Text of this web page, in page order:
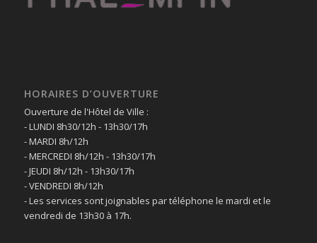
HORAIRES D’OUVERTURE
Ouverture de l'Hôtel de Ville :
- LUNDI 8h30/12h - 13h30/17h
- MARDI 8h/12h
- MERCREDI 8h/12h - 13h30/17h
- JEUDI 8h/12h - 13h30/17h
- VENDREDI 8h/12h
- Les services sont joignables par téléphone le mardi et le
vendredi de 13h30 à 17h.